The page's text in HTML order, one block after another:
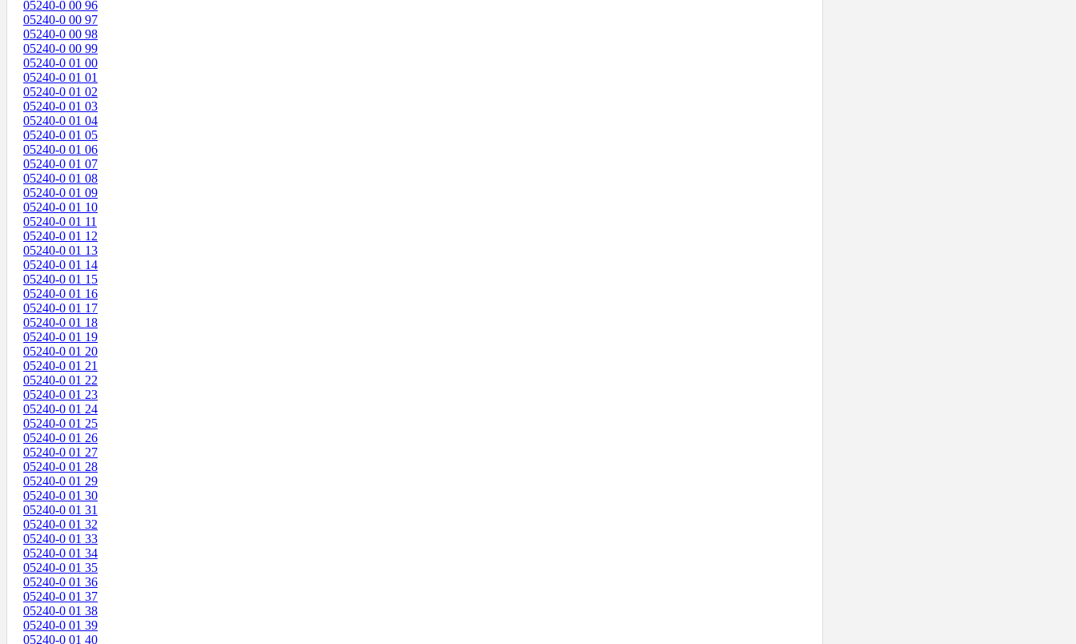
05240-0 00 96
05240-0 00 97
05240-0 00 98
05240-0 00 99
05240-0 01 00
05240-0 01 01
05240-0 01 02
05240-0 01 03
05240-0 01 04
05240-0 01 05
05240-0 01 06
05240-0 01 07
05240-0 01 08
05240-0 01 09
05240-0 01 10
05240-0 01 11
05240-0 01 12
05240-0 01 13
05240-0 01 14
05240-0 01 15
05240-0 01 16
05240-0 01 17
05240-0 01 18
05240-0 01 19
05240-0 01 20
05240-0 01 21
05240-0 01 22
05240-0 01 23
05240-0 01 24
05240-0 01 25
05240-0 01 26
05240-0 01 27
05240-0 01 28
05240-0 01 29
05240-0 01 30
05240-0 01 31
05240-0 01 32
05240-0 01 33
05240-0 01 34
05240-0 01 35
05240-0 01 36
05240-0 01 37
05240-0 01 38
05240-0 01 39
05240-0 01 40